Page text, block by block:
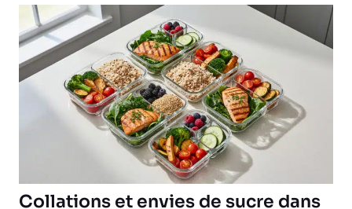
Collations et envies de sucre dans